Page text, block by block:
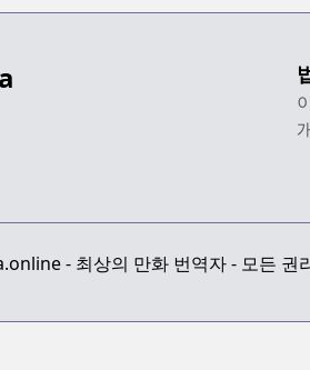
- 최상의 만화 번역자 - 모든 권